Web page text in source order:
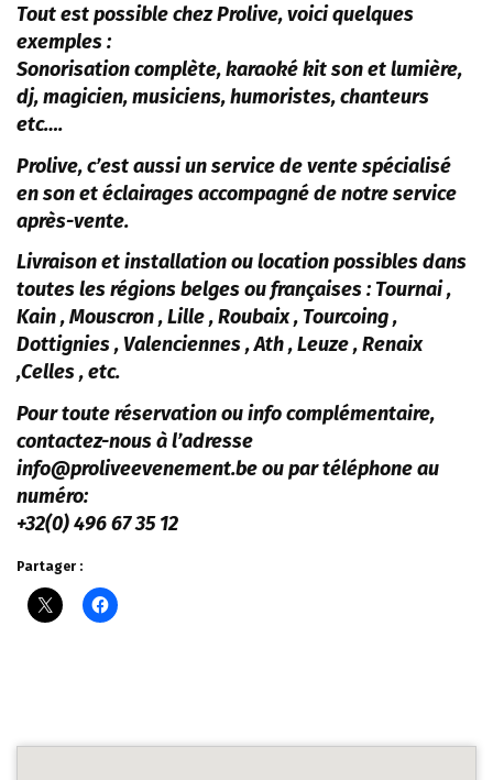
Tout est possible chez Prolive, voici quelques
exemples :
Sonorisation complète, karaoké kit son et lumière,
dj, magicien, musiciens, humoristes, chanteurs
etc….
Prolive, c’est aussi un service de vente spécialisé
en son et éclairages accompagné de notre service
après-vente.
Livraison et installation ou location possibles dans
toutes les régions belges ou françaises : Tournai ,
Kain , Mouscron , Lille , Roubaix , Tourcoing ,
Dottignies , Valenciennes , Ath , Leuze , Renaix
,Celles , etc.
Pour toute réservation ou info complémentaire,
contactez-nous à l’adresse
info@proliveevenement.be ou par téléphone au
numéro:
+32(0) 496 67 35 12
Partager :